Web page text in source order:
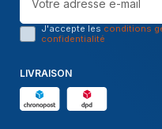
J'accepte les conditions
confidentialité
LIVRAISON